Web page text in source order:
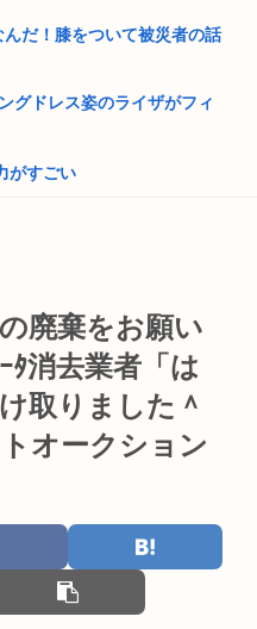
な
政健全化は目指さない！で
アルゼンチンと同列扱いさ
領選で)私たちはJ.D.(バン
にやらせるアニメ」、増え
十人に性的接待。羨ま死刑
だ！膝をついて被災者の話
グドレス姿のライザがフィ
がすごい
ろ
真晒されるかもしれない
さんの尻たまらんwww
ドのポイント詐欺で無銭飲
痛みまだ覚えてるの」俺く
廃棄をお願い
消去業者「は
取りました＾
オークション